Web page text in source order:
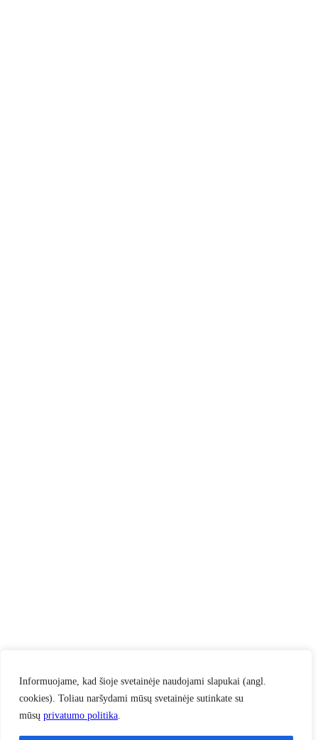
Informuojame, kad šioje svetainėje naudojami slapukai (angl.
cookies). Toliau naršydami mūsų svetainėje sutinkate su
mūsų privatumo politika.